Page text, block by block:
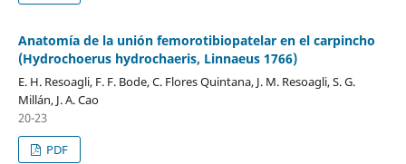
Anatomía de la unión femorotibiopatelar en el carpincho
(Hydrochoerus hydrochaeris, Linnaeus 1766)
E. H. Resoagli, F. F. Bode, C. Flores Quintana, J. M. Resoagli, S. G.
Millán, J. A. Cao
20-23
PDF